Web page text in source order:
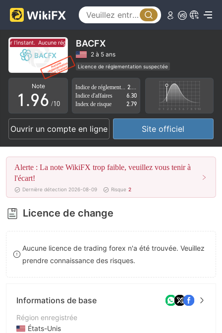
l'instant. Aucune réglementation pour l'instant.
BACFX
2 à 5 ans
Licence de réglementation suspectée
Région d'affaires suspectée
Risque élevé potentiel
Note
0
1
2
3
4
5
6
7
8
9
.
5
6
7
8
9
2
3
4
5
6
7
8
9
/10
Indice d'affaires
6.30
Index de risque
2.79
Ouvrir un compte en ligne Site officiel
Alerte : La note WikiFX trop faible, veuillez vous tenir à
l'écart!
Dernière détection 2026-08-09 Risque 2
Licence de change
Aucune licence de trading forex n'a été trouvée. Veuillez
prendre connaissance des risques.
Informations de base
Région enregistrée
États-Unis